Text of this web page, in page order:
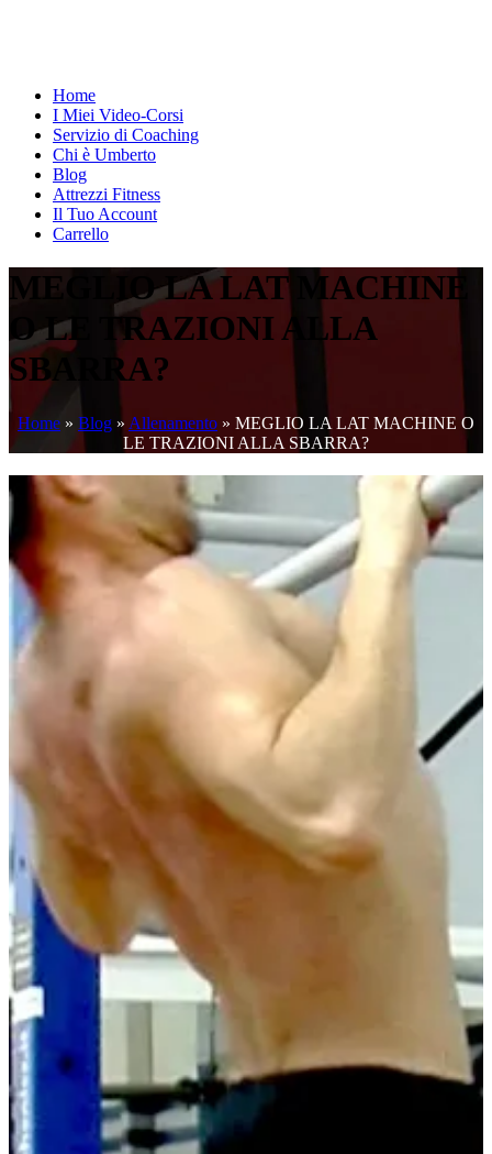
Home
I Miei Video-Corsi
Servizio di Coaching
Chi è Umberto
Blog
Attrezzi Fitness
Il Tuo Account
Carrello
MEGLIO LA LAT MACHINE
O LE TRAZIONI ALLA
SBARRA?
Home » Blog » Allenamento » MEGLIO LA LAT MACHINE O
LE TRAZIONI ALLA SBARRA?